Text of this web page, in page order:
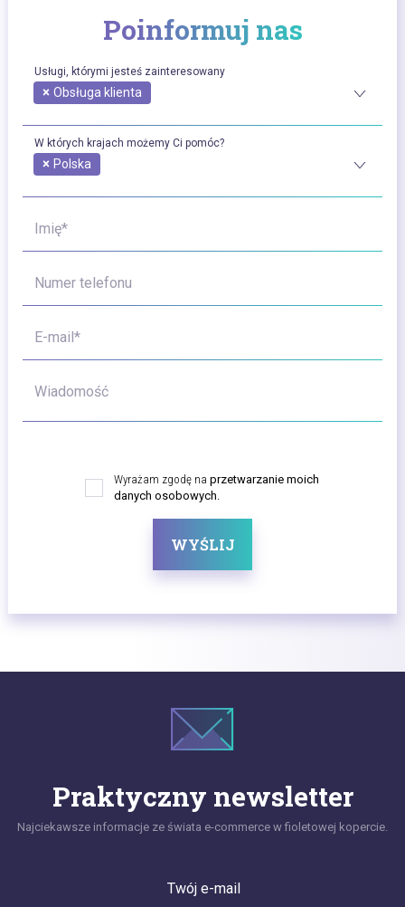
Poinformuj nas
Usługi, którymi jesteś zainteresowany
× Obsługa klienta
W których krajach możemy Ci pomóc?
× Polska
Imię*
Numer telefonu
E-mail*
Wiadomość
Wyrażam zgodę na przetwarzanie moich
danych osobowych.
WYŚLIJ
Praktyczny newsletter
Najciekawsze informacje ze świata e-commerce w fioletowej kopercie.
Twój e-mail